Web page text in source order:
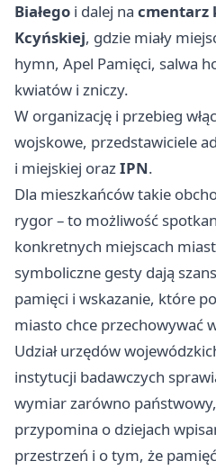
Białego i dalej na cmentarz
Kcyńskiej, gdzie miały
hymn, Apel Pamięci, salwa
kwiatów i zniczy.
W organizację i przebieg
wojskowe, przedstawiciele
i miejskiej orazIPN.
Dla mieszkańców takie
rygor – to możliwość
konkretnych miejscach
symboliczne gesty dają
pamięci i wskazanie, które
miasto chce przechowywać
Udział urzędów
instytucji badawczych
wymiar zarówno
przypomina o dziejach
przestrzeń i o tym, że